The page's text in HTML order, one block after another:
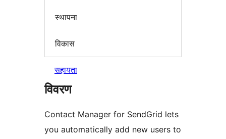
स्थापना
विकास
सहायता
विवरण
Contact Manager for SendGrid lets
you automatically add new users to